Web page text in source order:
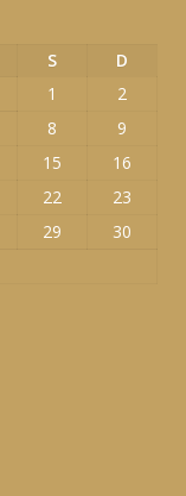
S
D
1
2
8
9
15
16
22
23
29
30